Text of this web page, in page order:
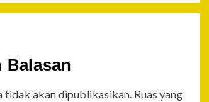
Balasan
tidak akan dipublikasikan. Ruas yang